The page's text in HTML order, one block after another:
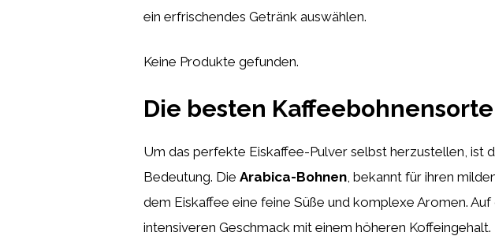
ein erfrischendes Getränk auswählen.
Keine Produkte gefunden.
Die besten
Um das perfekte Eiskaffee-Pulver selbst herzustellen, ist
Bedeutung. Die Arabica-Bohnen , bekannt für ihren
dem Eiskaffee eine feine Süße und komplexe Aromen.
intensiveren Geschmack mit einem höheren